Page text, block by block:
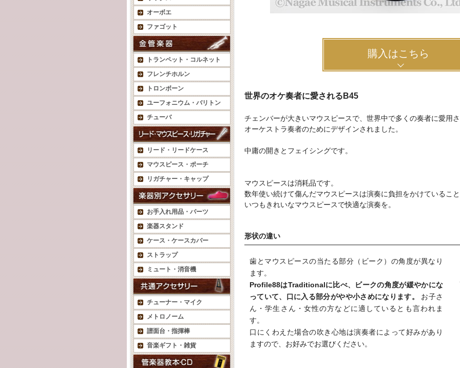
オーボエ
ファゴット
トランペット・コルネット
フレンチホルン
トロンボーン
ユーフォニウム・バリトン
チューバ
リード・リードケース
マウスピース・ポーチ
リガチャー・キャップ
お手入れ用品・パーツ
楽器スタンド
ケース・ケースカバー
ストラップ
ミュート・消音機
チューナー・マイク
メトロノーム
譜面台・指揮棒
音楽ギフト・雑貨
購入はこちら
世界のオケ奏者に愛されるB45
チェンバーが大きいマウスピースで、世界中で多くの奏者に愛用
オーケストラ奏者のためにデザインされました。
中庸の開きとフェイシングです。
マウスピースは消耗品です。
数年使い続けて傷んだマウスピースは演奏に負担をかけているこ
いつもきれいなマウスピースで快適な演奏を。
形状の違い
歯とマウスピースの当たる部分（ビーク）の角度が異なり
ます。
Profile88はTraditionalに比べ、ビークの角度が緩やかにな
っていて、口に入る部分がやや小さめになります。
お子さ
ん・学生さん・女性の方などに適しているとも言われま
す。
口にくわえた場合の吹き心地は演奏者によって好みがあり
ますので、お好みでお選びください。